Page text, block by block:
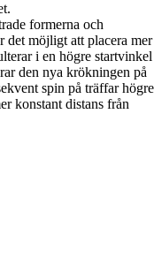
formerna och
möjligt att placera mer
i en högre startvinkel
den nya krökningen på
spin på träffar högre
konstant distans från